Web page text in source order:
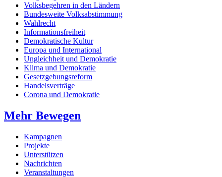
Volksbegehren in den Ländern
Bundesweite Volksabstimmung
Wahlrecht
Informationsfreiheit
Demokratische Kultur
Europa und International
Ungleichheit und Demokratie
Klima und Demokratie
Gesetzgebungsreform
Handelsverträge
Corona und Demokratie
Mehr Bewegen
Kampagnen
Projekte
Unterstützen
Nachrichten
Veranstaltungen